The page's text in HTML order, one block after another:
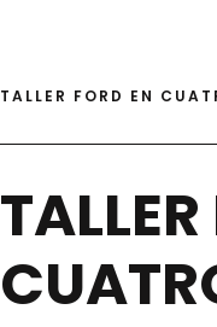
TALLER FORD EN